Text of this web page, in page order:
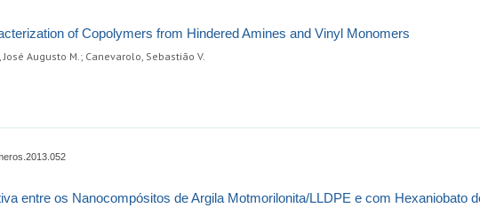
of Copolymers from Hindered Amines and Vinyl Monomers
Augusto M.; Canevarolo, Sebastião V.
entre os Nanocompósitos de Argila Motmorilonita/LLDPE e com Hexaniobato